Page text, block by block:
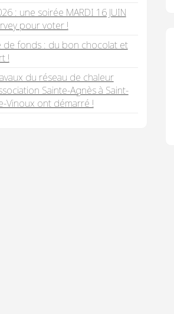
: une soirée MARDI 16 JUIN
pour voter !
de fonds : du bon chocolat et
!
du réseau de chaleur
Sainte-Agnès à Saint-
Vinoux ont démarré !